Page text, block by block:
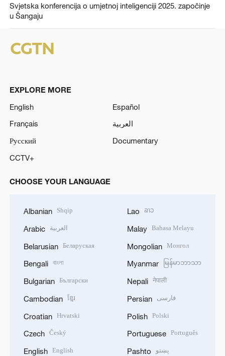
Svjetska konferencija o umjetnoj inteligenciji 2025. započinje
u Šangaju
EXPLORE MORE
English
Español
Français
العربية
Русский
Documentary
CCTV+
CHOOSE YOUR LANGUAGE
Albanian Shqip
Arabic العربية
Belarusian Беларуская
Bengali বাংলা
Bulgarian Български
Cambodian ខ្មែរ
Croatian Hrvatski
Czech Český
English English
Lao ລາວ
Malay Bahasa Melayu
Mongolian Монгол
Myanmar မြန်မာဘာသာ
Nepali नेपाली
Persian فارسی
Polish Polski
Portuguese Português
Pashto پښتو